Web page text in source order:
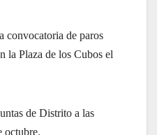
convocatoria de paros
la Plaza de los Cubos el
de Distrito a las
octubre.